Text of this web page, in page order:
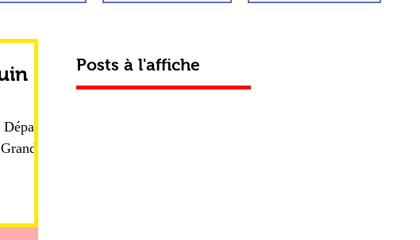
Posts à l'affiche